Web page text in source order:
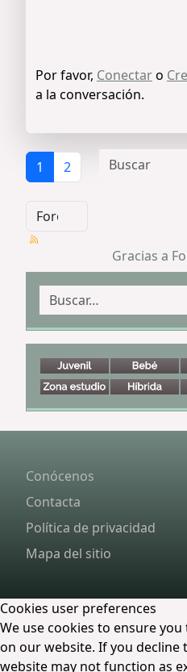
Por favor, Conectaro
a la conversación.
1 2
Gracias a
Buscar
Conócenos
Contacta
Política de privacidad
Mapa del sitio
Cookies user preferences
We use cookies to ensure
on our website. If you decline
website may not function as